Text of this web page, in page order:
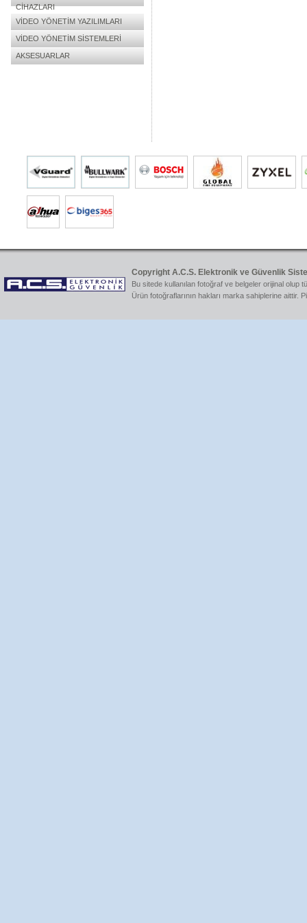
CİHAZLARI
VİDEO YÖNETİM YAZILIMLARI
VİDEO YÖNETİM SİSTEMLERİ
AKSESUARLAR
Copyright A.C.S. Elektronik ve Güvenlik
Bu sitede kullanılan fotoğraf ve belgeler orijinal olup
Ürün fotoğraflarının hakları marka sahiplerine aittir.